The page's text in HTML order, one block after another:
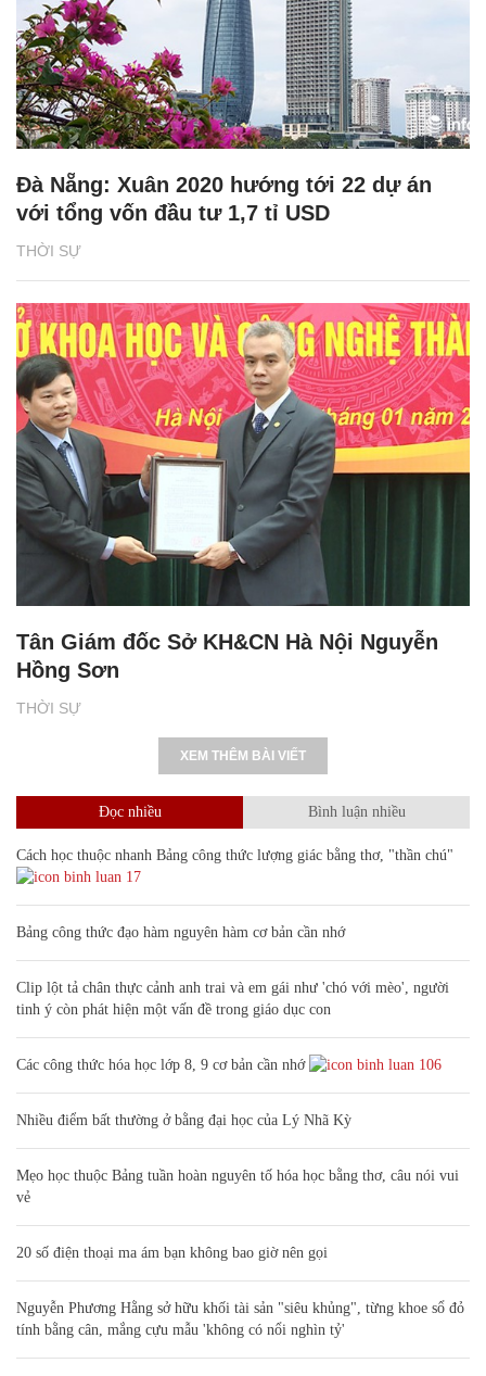
THỜI SỰ
Đà Nẵng: Xuân 2020 hướng tới 22 dự án
với tổng vốn đầu tư 1,7 tỉ USD
THỜI SỰ
Tân Giám đốc Sở KH&CN Hà Nội Nguyễn
Hồng Sơn
XEM THÊM BÀI VIẾT
Đọc nhiều Bình luận nhiều
Cách học thuộc nhanh Bảng công thức lượng giác bằng thơ, "thần chú"
17
Bảng công thức đạo hàm nguyên hàm cơ bản cần nhớ
Clip lột tả chân thực cảnh anh trai và em gái như 'chó với mèo', người
tinh ý còn phát hiện một vấn đề trong giáo dục con
Các công thức hóa học lớp 8, 9 cơ bản cần nhớ 106
Nhiều điểm bất thường ở bằng đại học của Lý Nhã Kỳ
Mẹo học thuộc Bảng tuần hoàn nguyên tố hóa học bằng thơ, câu nói vui
vẻ
20 số điện thoại ma ám bạn không bao giờ nên gọi
Nguyễn Phương Hằng sở hữu khối tài sản "siêu khủng", từng khoe sổ đỏ
tính bằng cân, mắng cựu mẫu 'không có nổi nghìn tỷ'